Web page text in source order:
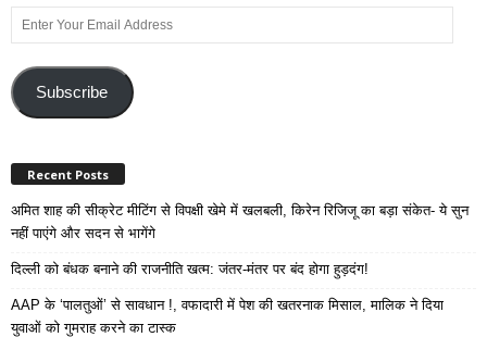
Enter
Your
AddressSubscribe
Recent Posts
अमित शाह की सीक्रेट मीटिंग से विपक्षी खेमे में खलबली, किरेन रिजिजू का बड़ा संकेत- ये सुन
नहीं पाएंगे और सदन से भागेंगे
दिल्ली को बंधक बनाने की राजनीति खत्म: जंतर-मंतर पर बंद होगा हुड़दंग!
AAP के ‘पालतुओं’ से सावधान !, वफादारी में पेश की खतरनाक मिसाल, मालिक ने दिया
युवाओं को गुमराह करने का टास्क